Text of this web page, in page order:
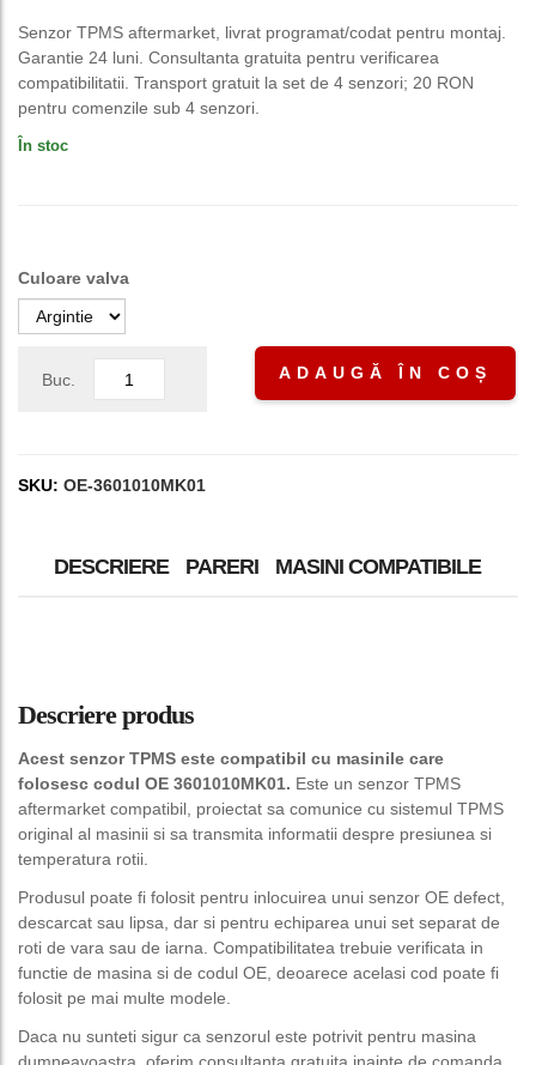
inițial
a
curent
este:
Senzor TPMS aftermarket, livrat programat/codat pentru montaj.
Garantie 24 luni. Consultanta gratuita pentru verificarea
compatibilitatii. Transport gratuit la set de 4 senzori; 20 RON
pentru comenzile sub 4 senzori.
În stoc
Culoare valva
Buc. ADAUGĂ ÎN COȘ
SKU: OE-3601010MK01
DESCRIERE PARERI MASINI COMPATIBILE
Descriere produs
Acest senzor TPMS este compatibil cu masinile care
folosesc codul OE 3601010MK01. Este un senzor TPMS
aftermarket compatibil, proiectat sa comunice cu sistemul TPMS
original al masinii si sa transmita informatii despre presiunea si
temperatura rotii.
Produsul poate fi folosit pentru inlocuirea unui senzor OE defect,
descarcat sau lipsa, dar si pentru echiparea unui set separat de
roti de vara sau de iarna. Compatibilitatea trebuie verificata in
functie de masina si de codul OE, deoarece acelasi cod poate fi
folosit pe mai multe modele.
Daca nu sunteti sigur ca senzorul este potrivit pentru masina